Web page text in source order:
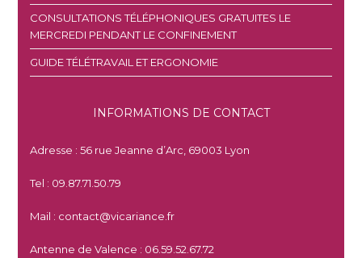
CONSULTATIONS TÉLÉPHONIQUES GRATUITES LE
MERCREDI PENDANT LE CONFINEMENT
GUIDE TÉLÉTRAVAIL ET ERGONOMIE
INFORMATIONS DE CONTACT
Adresse : 56 rue Jeanne d’Arc, 69003 Lyon
Tel : 09.87.71.50.79
Mail : contact@vicariance.fr
Antenne de Valence : 06.59.52.67.72